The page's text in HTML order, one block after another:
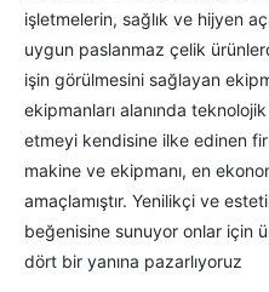
işletmelerin, sağlık ve hijyen
uygun paslanmaz çelik
işin görülmesini sağlayan
ekipmanları alanında
etmeyi kendisine ilke edinen
makine ve ekipmanı, en
amaçlamıştır. Yenilikçi ve
beğenisine sunuyor onlar için
dört bir yanına pazarlıyoruz